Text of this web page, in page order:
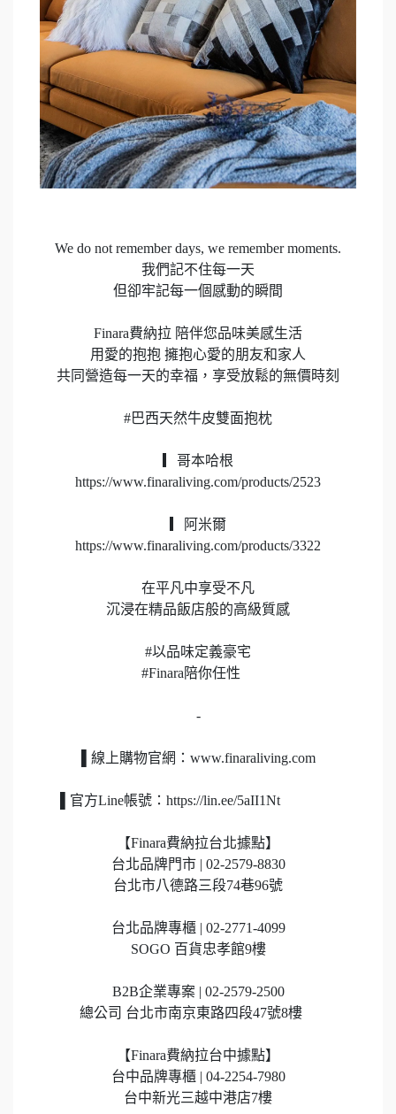
We do not remember days, we remember moments.
我們記不住每一天
但卻牢記每一個感動的瞬間
Finara費納拉 陪伴您品味美感生活
用愛的抱抱️ 擁抱心愛的朋友和家人
共同營造每一天的幸福，享受放鬆的無價時刻
#巴西天然牛皮雙面抱枕
▎哥本哈根
https://www.finaraliving.com/products/2523
▎阿米爾
https://www.finaraliving.com/products/3322
在平凡中享受不凡
沉浸在精品飯店般的高級質感
#以品味定義豪宅
#Finara陪你任性
-
▌線上購物官網：www.finaraliving.com
▌官方Line帳號：https://lin.ee/5aII1Nt
【Finara費納拉台北據點】
台北品牌門市 | 02-2579-8830
台北市八德路三段74巷96號
台北品牌專櫃 | 02-2771-4099
SOGO 百貨忠孝館9樓
B2B企業專案 | 02-2579-2500
總公司 台北市南京東路四段47號8樓
【Finara費納拉台中據點】
台中品牌專櫃 | 04-2254-7980
台中新光三越中港店7樓